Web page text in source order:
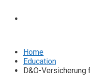
Home
Education
D&O-Versicherung